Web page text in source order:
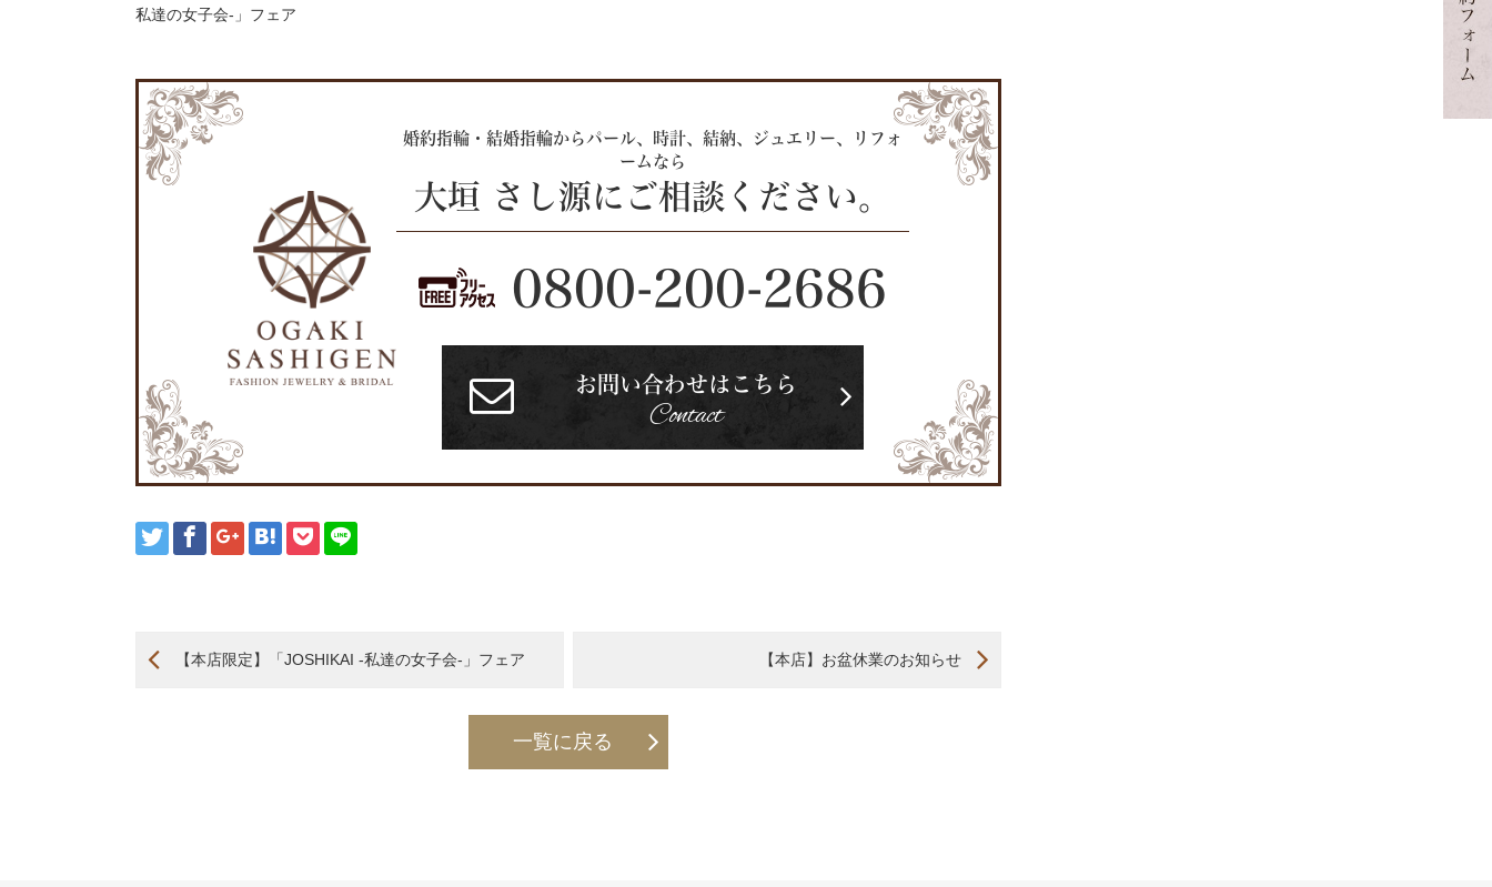
私達の女子会-」フェア
婚約指輪・結婚指輪からパール、時計、 結納、ジュエリー、リフォ
ームなら
大垣 さし源にご相談ください。
0800-200-2686
お問い合わせはこちら
Contact
【本店限定】「JOSHIKAI -私達の女子会-」フェア 【本店】お盆休業のお知らせ
一覧に戻る